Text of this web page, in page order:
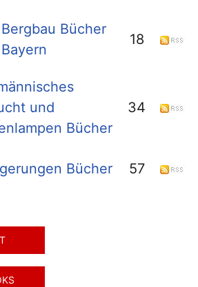
Bergbau Bücher
Bayern
18
und
Bücher
34
Bücher 57